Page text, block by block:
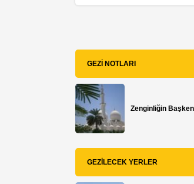
GEZI NOTLARI
Zenginliğin
GEZILECEK YERLER